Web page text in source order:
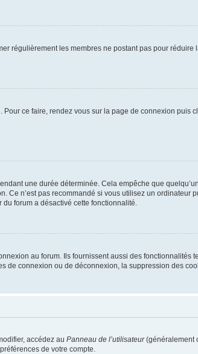
régulièrement les membres ne postant pas pour
ce faire, rendez vous sur la page de connexion puis
une durée déterminée. Cela empêche que
Ce n’est pas recommandé si vous utilisez un ordinateur
forum a désactivé cette fonctionnalité.
au forum. Ils fournissent aussi des fonctionnalités
de connexion ou de déconnexion, la suppression des
accédez au Panneau de l’utilisateur(généralement
de votre compte.